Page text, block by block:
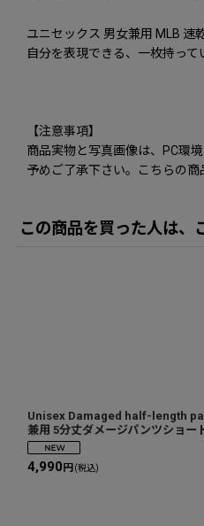
ユニセックス 男女兼用 MLB 速
自分を表現できる、一枚持っ
【注意事項】
商品実物と写真画像は、PC環
予めご了承下さい。こちらの
この商品を買った人は、
Unisex Damaged half-length
兼用 5分丈ダメージパンツショー
4,990 円 (税込)